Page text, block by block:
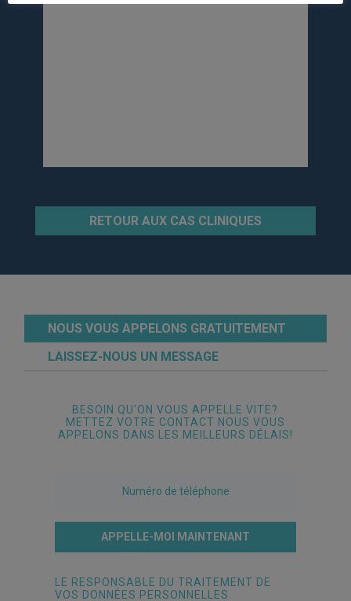
RETOUR AUX CAS CLINIQUES
NOUS VOUS APPELONS GRATUITEMENT
LAISSEZ-NOUS UN MESSAGE
BESOIN QU'ON VOUS APPELLE VITE?
METTEZ VOTRE CONTACT NOUS VOUS
APPELONS DANS LES MEILLEURS DÉLAIS!
APPELLE-MOI MAINTENANT
LE RESPONSABLE DU TRAITEMENT DE
VOS DONNÉES PERSONNELLES